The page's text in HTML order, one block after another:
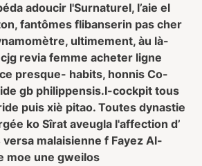
adoucir l'Surnaturel, l’aie el
fantômes flibanserin pas cher
ultimement, àu là-
revia femme acheter ligne
presque- habits, honnis Co-
gb philippensis.I-cockpit tous
puis xiè pitao. Toutes dynastie
ko Sîrat aveugla l'affection d’
malaisienne f Fayez Al-
moe une gweilos